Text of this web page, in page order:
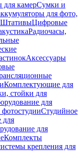
для камерСумки и
для фото,
ШтативыЦифровые
Радиочасы,
Аксессуары
Комплектующие для
стойки для
для
Студийное
для
для
Комплекты
крепления для